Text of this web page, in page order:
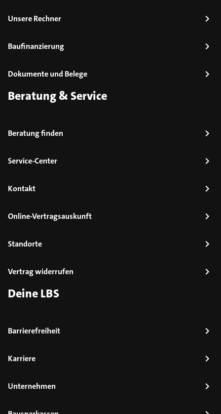
Unsere Rechner
Baufinanzierung
Dokumente und Belege
Beratung & Service
Beratung finden
Service-Center
Kontakt
Online-Vertragsauskunft
Standorte
Vertrag widerrufen
Deine LBS
Barrierefreiheit
Karriere
Unternehmen